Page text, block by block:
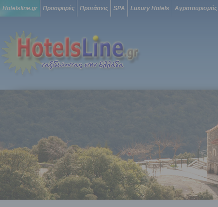
Hotelsline.gr Προσφορές Προτάσεις SPA Luxury Hotels Αγροτουρισμός